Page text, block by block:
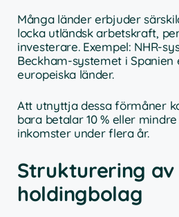
Många länder erbjuder
locka utländsk arbetskraft,
investerare. Exempel: NHR-
Beckham-systemet i Spanien
europeiska länder.
Att utnyttja dessa förmåner
bara betalar 10 % eller
inkomster under flera år.
Strukturering
holdingbolag